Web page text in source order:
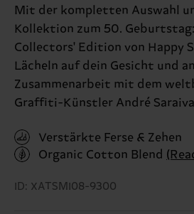
Mit der kompletten Auswahl
Kollektion zum 50.
Collectors' Edition von Happy
Lächeln auf dein Gesicht und
Zusammenarbeit mit dem
Graffiti-Künstler André
Verstärkte Ferse & Zehen
Organic Cotton Blend
ID: XATSMI08-9300